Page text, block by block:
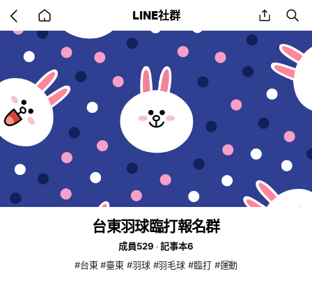
back
to
home
LINE社群 share
台東羽球臨打報名群
成員529
記事本6
#台東 #臺東 #羽球 #羽毛球 #臨打 #運動